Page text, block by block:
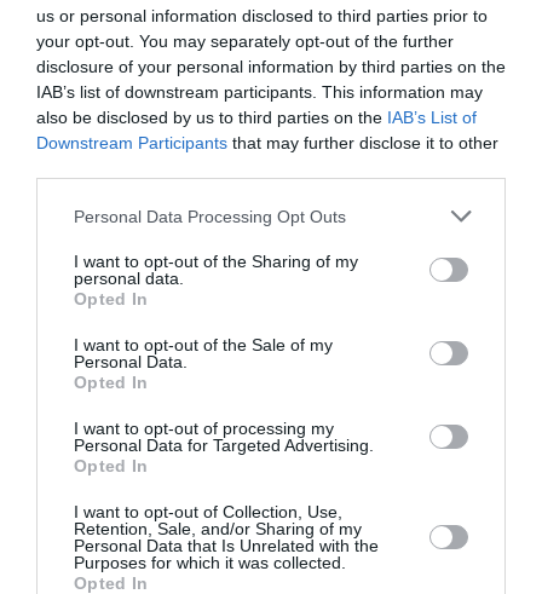
us or personal information disclosed to third parties prior to
your opt-out. You may separately opt-out of the further
disclosure of your personal information by third parties on the
IAB’s list of downstream participants. This information may
also be disclosed by us to third parties on the IAB’s List of
Downstream Participants that may further disclose it to other
Personal Data Processing Opt Outs
I want to opt-out of the Sharing of my
personal data.
Opted In
I want to opt-out of the Sale of my
Personal Data.
Opted In
I want to opt-out of processing my
Personal Data for Targeted Advertising.
Opted In
I want to opt-out of Collection, Use,
Retention, Sale, and/or Sharing of my
Personal Data that Is Unrelated with the
Purposes for which it was collected.
Opted In
Airlines relie l’Écosse à l’Australie
Badissi novembria commenté l'article :
Nice–Corse : ces vols électriques qui se profilent à
bombardier
LIRE AUSSI
DU CSERIES AU BEST-
CÉLÈBRE SON 500E...